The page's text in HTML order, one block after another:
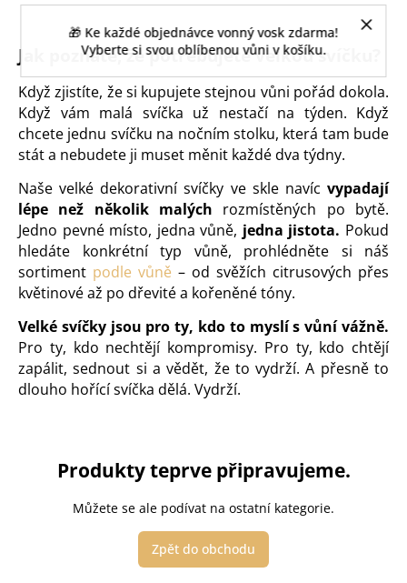
🎁 Ke každé objednávce vonný vosk zdarma!
Vyberte si svou oblíbenou vůni v košíku.
Produkty teprve připravujeme.
Můžete se ale podívat na ostatní kategorie.
Zpět do obchodu
Jak poznáte, že potřebujete velkou svíčku?
Když zjistíte, že si kupujete stejnou vůni pořád dokola.
Když vám malá svíčka už nestačí na týden. Když
chcete jednu svíčku na nočním stolku, která tam bude
stát a nebudete ji muset měnit každé dva týdny.
Naše velké dekorativní svíčky ve skle navíc vypadají
lépe než několik malých rozmístěných po bytě.
Jedno pevné místo, jedna vůně, jedna jistota. Pokud
hledáte konkrétní typ vůně, prohlédněte si náš
sortiment podle vůně – od svěžích citrusových přes
květinové až po dřevité a kořeněné tóny.
Velké svíčky jsou pro ty, kdo to myslí s vůní vážně.
Pro ty, kdo nechtějí kompromisy. Pro ty, kdo chtějí
zapálit, sednout si a vědět, že to vydrží. A přesně to
dlouho hořící svíčka dělá. Vydrží.